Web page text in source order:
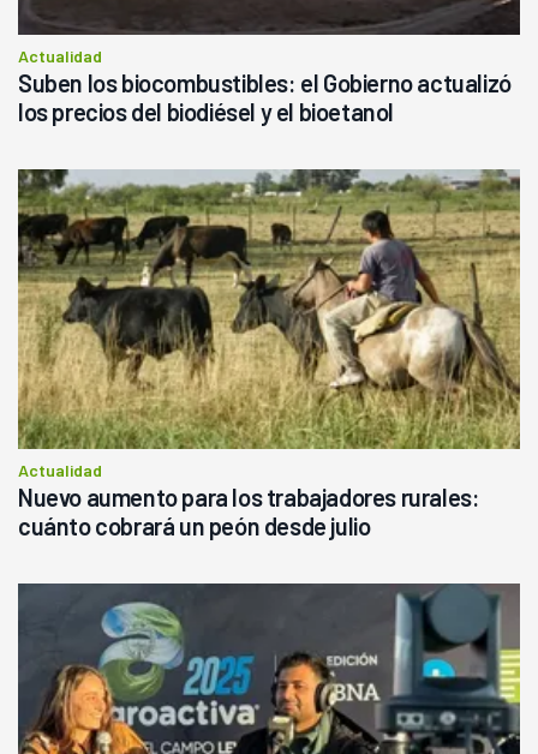
Actualidad
Suben los biocombustibles: el Gobierno actualizó
los precios del biodiésel y el bioetanol
Actualidad
Nuevo aumento para los trabajadores rurales:
cuánto cobrará un peón desde julio